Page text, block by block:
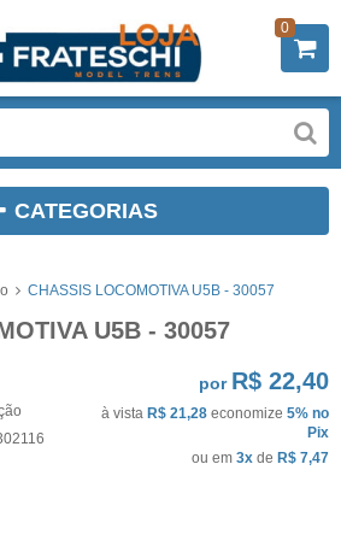
0
CATEGORIAS
CHASSIS LOCOMOTIVA U5B - 30057
U5B - 30057
por R$ 22,40
à vista R$ 21,28 economize 5% no
Pix
ou em 3x de R$ 7,47